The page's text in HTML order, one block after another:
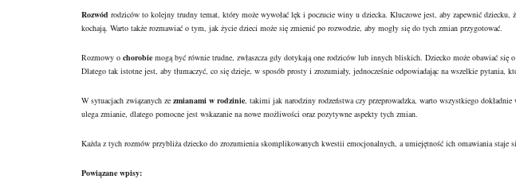
Rozwód rodziców to kolejny trudny temat, który może wywołać lęk i poczucie winy u dziecka. Kluczowe jest, aby zapewnić dziecku,
kochają. Warto także rozmawiać o tym, jak życie dzieci może się zmienić po rozwodzie, aby mogły się do tych zmian przygotować.
Rozmowy o chorobie mogą być równie trudne, zwłaszcza gdy dotykają one rodziców lub innych bliskich. Dziecko może obawiać się
Dlatego tak istotne jest, aby tłumaczyć, co się dzieje, w sposób prosty i zrozumiały, jednocześnie odpowiadając na wszelkie pytania,
W sytuacjach związanych ze zmianami w rodzinie, takimi jak narodziny rodzeństwa czy przeprowadzka, warto wszystkiego
ulega zmianie, dlatego pomocne jest wskazanie na nowe możliwości oraz pozytywne aspekty tych zmian.
Każda z tych rozmów przybliża dziecko do zrozumienia skomplikowanych kwestii emocjonalnych, a umiejętność ich omawiania staje
Powiązane wpisy: